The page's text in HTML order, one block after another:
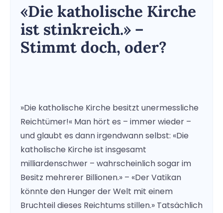
«Die katholische Kirche
ist stinkreich.» –
Stimmt doch, oder?
»Die katholische Kirche besitzt unermessliche
Reichtümer!« Man hört es – immer wieder –
und glaubt es dann irgendwann selbst: «Die
katholische Kirche ist insgesamt
milliardenschwer – wahrscheinlich sogar im
Besitz mehrerer Billionen.» – «Der Vatikan
könnte den Hunger der Welt mit einem
Bruchteil dieses Reichtums stillen.» Tatsächlich